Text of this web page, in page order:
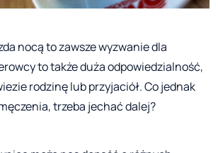
nocą to zawsze wyzwanie dla
to także duża odpowiedzialność,
rodzinę lub przyjaciół. Co jednak
trzeba jechać dalej?